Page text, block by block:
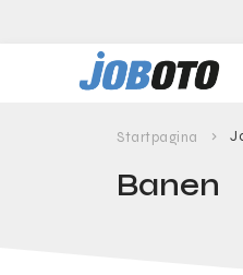
Startpagina
Banen